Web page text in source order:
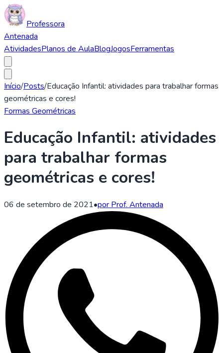
Professora
Antenada
AtividadesPlanos de AulaBlogJogosFerramentas
Início/Posts/Educação Infantil: atividades para trabalhar formas
geométricas e cores!
Formas Geométricas
Educação Infantil: atividades
para trabalhar formas
geométricas e cores!
06 de setembro de 2021•por Prof. Antenada